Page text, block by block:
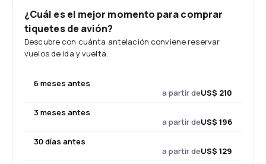
¿Cuál es el mejor momento para comprar
tiquetes de avión?
Descubre con cuánta antelación conviene reservar
vuelos de ida y vuelta.
6 meses antes
a partir deUS$ 210
3 meses antes
a partir deUS$ 196
30 días antes
a partir deUS$ 129